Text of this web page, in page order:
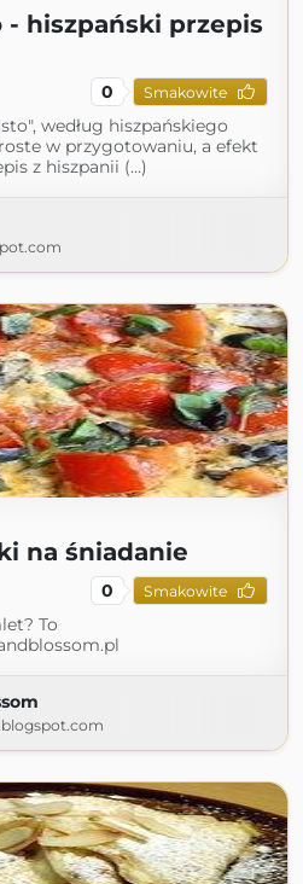
- hiszpański przepis
0 Smakowite
według hiszpańskiego
w przygotowaniu, a efekt
z hiszpanii (...)
na śniadanie
0 Smakowite
To